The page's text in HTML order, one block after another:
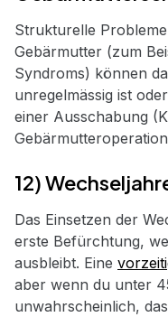
Strukturelle
Gebärmutter (zum
Syndroms) können
unregelmässig ist
einer Ausschabung
12)
Das Einsetzen der
erste Befürchtung,
ausbleibt. Eine
aber wenn du unter
unwahrscheinlich,